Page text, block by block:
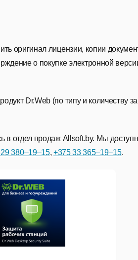
оригинал лицензии, копии
о покупке электронной
Dr.Web (по типу и количеству
в отдел продаж Allsoft.by. Мы
380–19–15, +375 33 365–19–15.